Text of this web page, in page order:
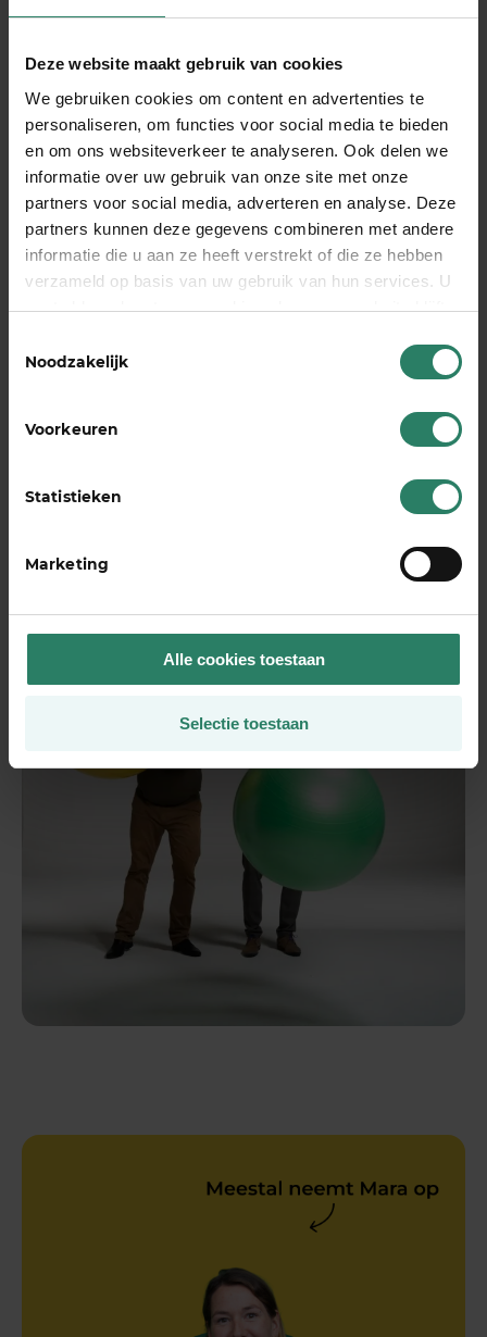
Deze website maakt gebruik van cookies
We gebruiken cookies om content en advertenties te
personaliseren, om functies voor social media te bieden
en om ons websiteverkeer te analyseren. Ook delen we
informatie over uw gebruik van onze site met onze
partners voor social media, adverteren en analyse. Deze
partners kunnen deze gegevens combineren met andere
informatie die u aan ze heeft verstrekt of die ze hebben
verzameld op basis van uw gebruik van hun services. U
gaat akkoord met onze cookies als u onze website blijft
Noodzakelijk
Voorkeuren
Statistieken
Marketing
Alle cookies toestaan
Selectie toestaan
Veelgestelde vragen
Hoe meld ik me beter?
Waarom hebben jullie mijn
inkomensgegevens nodig?
ontvang?
bekijk alle FAQ